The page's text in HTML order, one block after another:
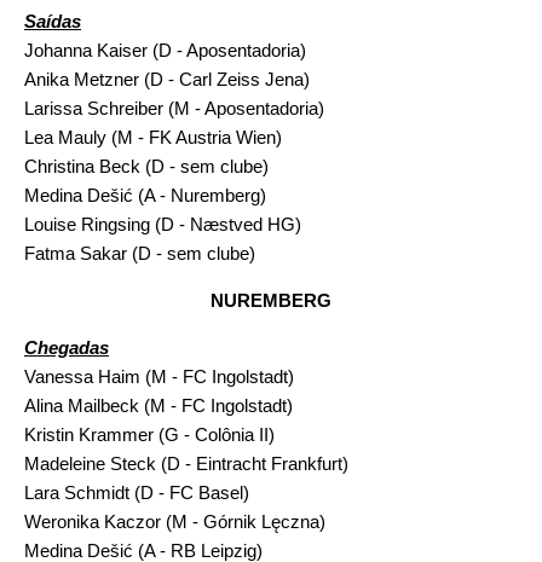
Saídas
Johanna Kaiser (D - Aposentadoria)
Anika Metzner (D - Carl Zeiss Jena)
Larissa Schreiber (M - Aposentadoria)
Lea Mauly (M - FK Austria Wien)
Christina Beck (D - sem clube)
Medina Dešić (A - Nuremberg)
Louise Ringsing (D - Næstved HG)
Fatma Sakar (D - sem clube)
NUREMBERG
Chegadas
Vanessa Haim (M - FC Ingolstadt)
Alina Mailbeck (M - FC Ingolstadt)
Kristin Krammer (G - Colônia II)
Madeleine Steck (D - Eintracht Frankfurt)
Lara Schmidt (D - FC Basel)
Weronika Kaczor (M - Górnik Lęczna)
Medina Dešić (A - RB Leipzig)